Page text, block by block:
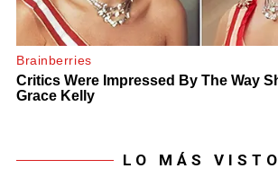
LO MÁS VISTO